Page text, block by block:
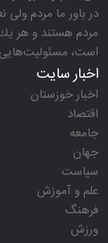
در باور ما مردم
مردم هستند و هر
است، مسئولیت‌هایی
اخبار سایت
اخبار خوزستان
اقتصاد
جامعه
جهان
سیاست
علم و آموزش
فرهنگ
ورزش